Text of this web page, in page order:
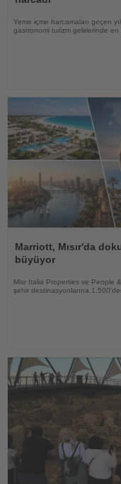
Yeme içme harcamaları geçen
gastronomi turizm gelirlerinde
Oku
Marriott, Mısır'da
büyüyor
Misr Italia Properties ve People
şehir destinasyonlarına